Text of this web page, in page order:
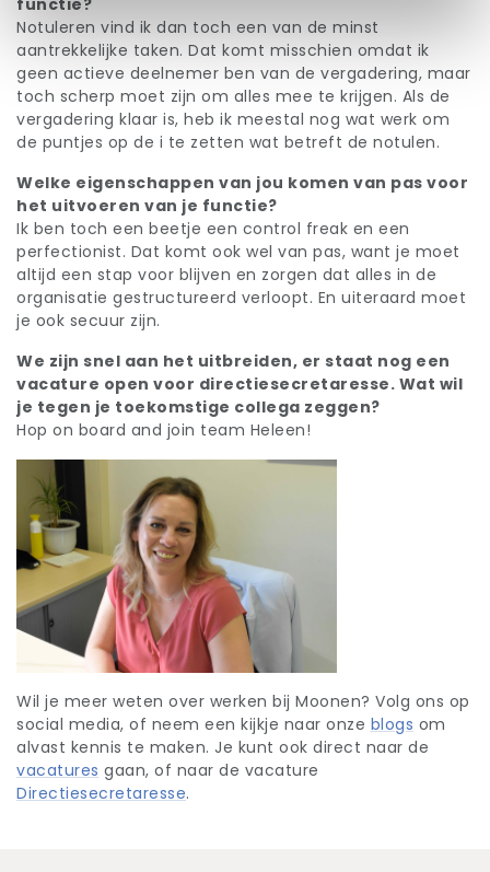
functie?
Notuleren vind ik dan toch een van de minst
aantrekkelijke taken. Dat komt misschien omdat ik
geen actieve deelnemer ben van de vergadering, maar
toch scherp moet zijn om alles mee te krijgen. Als de
vergadering klaar is, heb ik meestal nog wat werk om
de puntjes op de i te zetten wat betreft de notulen.
Welke eigenschappen van jou komen van pas voor
het uitvoeren van je functie?
Ik ben toch een beetje een control freak en een
perfectionist. Dat komt ook wel van pas, want je moet
altijd een stap voor blijven en zorgen dat alles in de
organisatie gestructureerd verloopt. En uiteraard moet
je ook secuur zijn.
We zijn snel aan het uitbreiden, er staat nog een
vacature open voor directiesecretaresse. Wat wil
je tegen je toekomstige collega zeggen?
Hop on board and join team Heleen!
Wil je meer weten over werken bij Moonen? Volg ons op
social media, of neem een kijkje naar onze blogs om
alvast kennis te maken. Je kunt ook direct naar de
vacatures gaan, of naar de vacature
Directiesecretaresse.